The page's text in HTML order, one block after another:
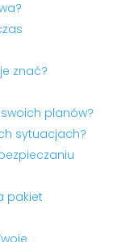
znać?
planów?
sytuacjach?
pakiet